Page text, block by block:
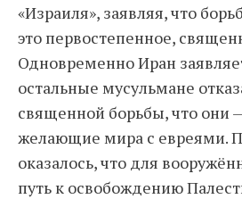
«Израиля», заявляя, что
это первостепенное,
Одновременно Иран
остальные мусульмане
священной борьбы, что они
желающие мира с евреями.
оказалось, что для
путь к освобождению